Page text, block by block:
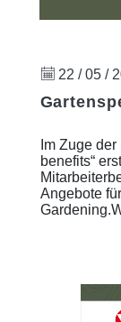
22 / 05 /
Im Zuge
benefits“
Angebote